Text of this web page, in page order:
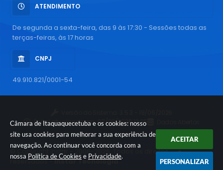
Câmara de Itaquaquecetuba e os cookies: nosso
site usa cookies para melhorar a sua experiência de
navegação. Ao continuar você concorda com a
nossa Política de Cookies e Privacidade.
ACEITAR
PERSONALIZAR
ATENDIMENTO
De segunda a sexta-feira, das 9 às 17:30 - Sessões todas as
terças-feiras, às 17 horas
CNPJ
49.910.821/0001-54
Portal atualizado em:07/08/2026 12:25
© Copyright Instar - 2006-2026. Todos os direitos
reservados -Instar Tecnologia